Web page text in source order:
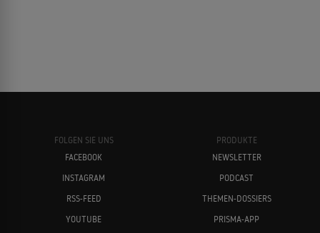
FOLGEN SIE UNS
FACEBOOK
INSTAGRAM
RSS-FEED
YOUTUBE
PRODUKTE
NEWSLETTER
PODCAST
THEMEN-DOSSIERS
PRISMA-APP